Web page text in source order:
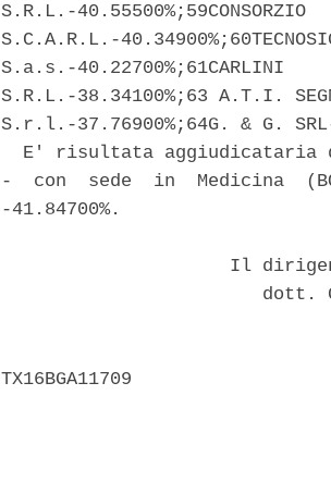
S.R.L.-
S.C.A.R.L.-
S.a.s.-40.22700%;61CARLINI
S.R.L.-38.34100%;63 A.T.I.
S.r.l.-37.76900%;64G. & G.
E' risultata aggiudicataria
-  con  sede  in  Medicina
-41.84700%.
Il